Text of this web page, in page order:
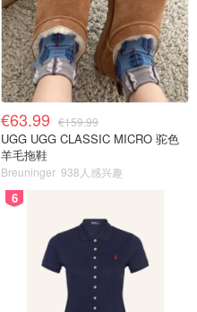
€63.99 €159.99
UGG UGG CLASSIC MICRO 驼色
羊毛拖鞋
Breuninger 938人感兴趣
6